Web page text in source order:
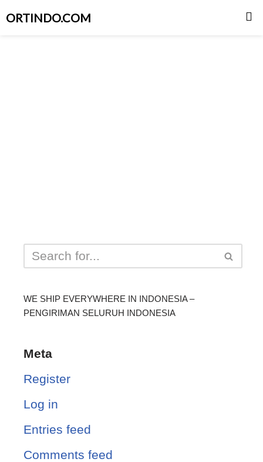
WE SHIP EVERYWHERE IN INDONESIA –
PENGIRIMAN SELURUH INDONESIA
Meta
Register
Log in
Entries feed
Comments feed
ORTINDO.COM